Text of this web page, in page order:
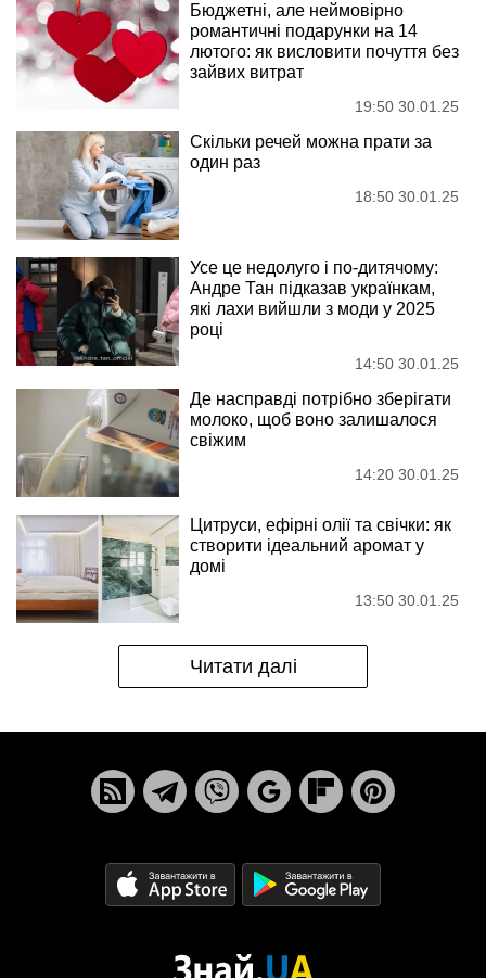
Бюджетні, але неймовірно
романтичні подарунки на 14
лютого: як висловити почуття без
зайвих витрат
19:50 30.01.25
Скільки речей можна прати за
один раз
18:50 30.01.25
Усе це недолуго і по-дитячому:
Андре Тан підказав українкам,
які лахи вийшли з моди у 2025
році
14:50 30.01.25
Де насправді потрібно зберігати
молоко, щоб воно залишалося
свіжим
14:20 30.01.25
Цитруси, ефірні олії та свічки: як
створити ідеальний аромат у
домі
13:50 30.01.25
Читати далі